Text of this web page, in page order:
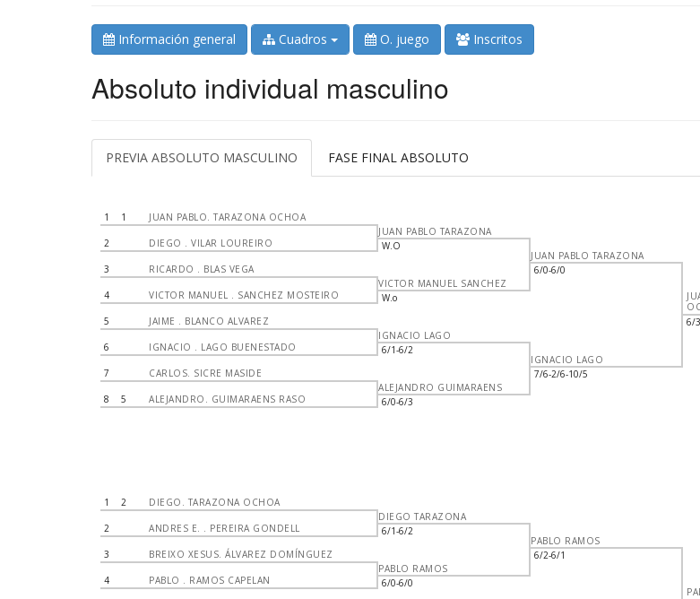
Información general Cuadros O. juego Inscritos
Absoluto individual masculino
PREVIA ABSOLUTO MASCULINO FASE FINAL ABSOLUTO
1 1 JUAN PABLO. TARAZONA OCHOA
2 DIEGO . VILAR LOUREIRO
3 RICARDO . BLAS VEGA
4 VICTOR MANUEL . SANCHEZ MOSTEIRO
5 JAIME . BLANCO ALVAREZ
6 IGNACIO . LAGO BUENESTADO
7 CARLOS. SICRE MASIDE
8 5 ALEJANDRO. GUIMARAENS RASO
JUAN PABLO TARAZONA
W.O
VICTOR MANUEL SANCHEZ
W.o
IGNACIO LAGO
6/1-6/2
ALEJANDRO GUIMARAENS
6/0-6/3
JUAN PABLO TARAZONA
6/0-6/0
IGNACIO LAGO
7/6-2/6-10/5
6/
1 2 DIEGO. TARAZONA OCHOA
2 ANDRES E. . PEREIRA GONDELL
3 BREIXO XESUS. ÁLVAREZ DOMÍNGUEZ
4 PABLO . RAMOS CAPELAN
DIEGO TARAZONA
6/1-6/2
PABLO RAMOS
6/0-6/0
PABLO RAMOS
6/2-6/1